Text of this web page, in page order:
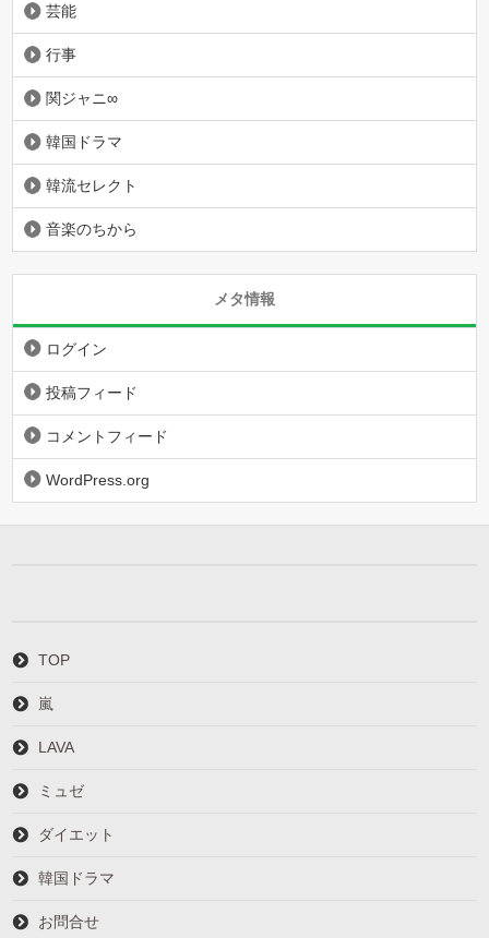
芸能
行事
関ジャニ∞
韓国ドラマ
韓流セレクト
音楽のちから
メタ情報
ログイン
投稿フィード
コメントフィード
WordPress.org
TOP
嵐
LAVA
ミュゼ
ダイエット
韓国ドラマ
お問合せ